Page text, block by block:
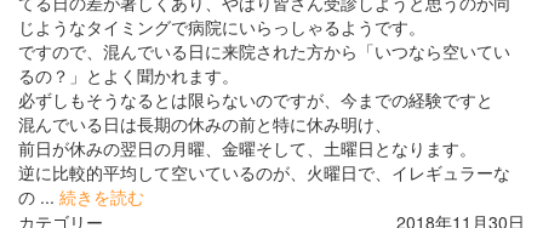
じようなタイミングで病院にいらっしゃるようです。
ですので、混んでいる日に来院された方から「いつなら空いてい
るの？」とよく聞かれます。
必ずしもそうなるとは限らないのですが、今までの経験ですと
混んでいる日は長期の休みの前と特に休み明け、
前日が休みの翌日の月曜、金曜そして、土曜日となります。
逆に比較的平均して空いているのが、火曜日で、イレギュラーな
の ... 続きを読む
カテゴリー
2018年11月30日